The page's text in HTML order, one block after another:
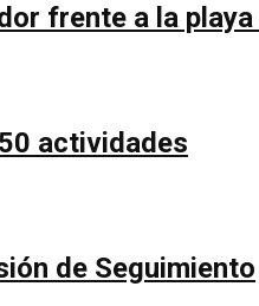
frente a la
actividades
de Seguimiento